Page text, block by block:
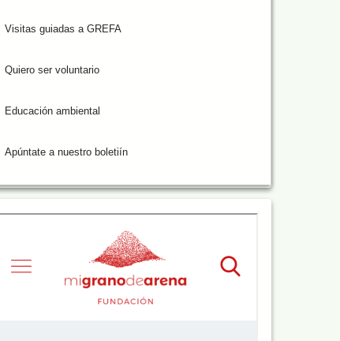
Visitas guiadas a GREFA
Quiero ser voluntario
Educación ambiental
Apúntate a nuestro boletiín